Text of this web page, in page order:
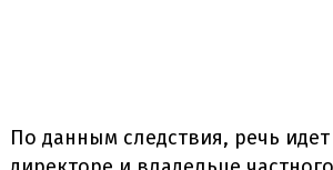
По данным следствия, речь